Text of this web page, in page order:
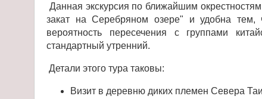
Данная экскурсия по ближайшим
закат на Серебряном озере" и удобна
вероятность пересечения с группами
стандартный утренний.
Детали этого тура таковы:
Визит в деревню диких племен Севера